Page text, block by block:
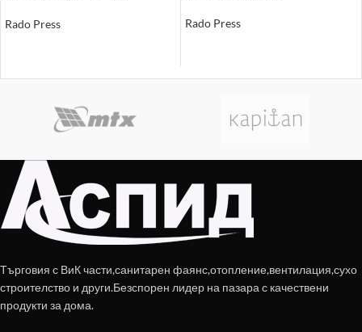
Rado Press Rado Press
Търговия с ВиК части,санитарен фаянс,отопление,вентилация,сухо
строителство и други.Безспорен лидер на пазара с качествени
продукти за дома.